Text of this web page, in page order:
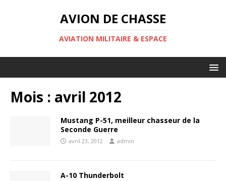
AVION DE CHASSE
AVIATION MILITAIRE & ESPACE
Mois : avril 2012
Mustang P-51, meilleur chasseur de la
Seconde Guerre
avril 23, 2012 admin
A-10 Thunderbolt